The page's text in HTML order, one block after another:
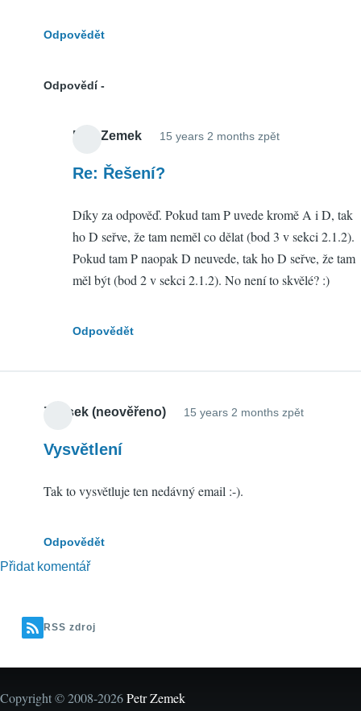
Odpovědět
Odpovědí
Petr Zemek 15 years 2 months zpět
Řešení?
by
Libor
(neověřeno)
Re: Řešení?
Díky za odpověď. Pokud tam P uvede kromě A i D, tak
ho D seřve, že tam neměl co dělat (bod 3 v sekci 2.1.2).
Pokud tam P naopak D neuvede, tak ho D seřve, že tam
měl být (bod 2 v sekci 2.1.2). No není to skvělé? :)
Odpovědět
Zbysek (neověřeno) 15 years 2 months zpět
Vysvětlení
Tak to vysvětluje ten nedávný email :-).
Odpovědět
Přidat komentář
RSS zdroj
Copyright © 2008-2026Petr Zemek